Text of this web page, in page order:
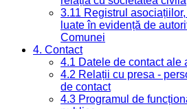
3.11 Registrul
luate în evidență de
Comunei
4. Contact
4.1 Datele de contact ale
4.2 Relații cu presa -
de contact
4.3 Programul de